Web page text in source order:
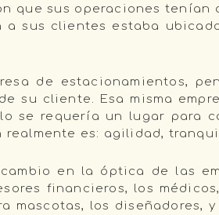
que sus operaciones
sus clientes estaba
de estacionamientos,
su cliente. Esa misma
se requería un lugar para
es: agilidad,
en la óptica de las
financieros, los
mascotas, los diseñadores,